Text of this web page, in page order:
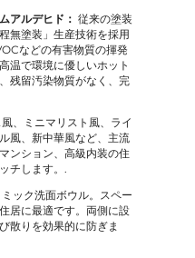
アルデヒド： 従来の塗装
無塗装」生産技術を採用
などの有害物質の揮発
温で環境に優しいホット
残留汚染物質がなく、完
、ミニマリスト風、ライ
風、新中華風など、主流
ンション、高級内装の住
チします。.
ック洗面ボウル。スペー
居に最適です。両側に設
散りを効果的に防ぎま